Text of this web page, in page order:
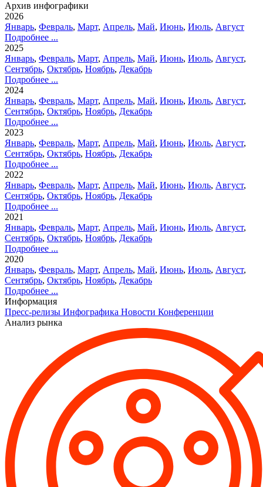
Архив инфографики
2026
Январь, Февраль, Март, Апрель, Май, Июнь, Июль, Август
Подробнее ...
2025
Январь, Февраль, Март, Апрель, Май, Июнь, Июль, Август,
Сентябрь, Октябрь, Ноябрь, Декабрь
Подробнее ...
2024
Январь, Февраль, Март, Апрель, Май, Июнь, Июль, Август,
Сентябрь, Октябрь, Ноябрь, Декабрь
Подробнее ...
2023
Январь, Февраль, Март, Апрель, Май, Июнь, Июль, Август,
Сентябрь, Октябрь, Ноябрь, Декабрь
Подробнее ...
2022
Январь, Февраль, Март, Апрель, Май, Июнь, Июль, Август,
Сентябрь, Октябрь, Ноябрь, Декабрь
Подробнее ...
2021
Январь, Февраль, Март, Апрель, Май, Июнь, Июль, Август,
Сентябрь, Октябрь, Ноябрь, Декабрь
Подробнее ...
2020
Январь, Февраль, Март, Апрель, Май, Июнь, Июль, Август,
Сентябрь, Октябрь, Ноябрь, Декабрь
Подробнее ...
Информация
Пресс-релизы Инфографика Новости Конференции
Анализ рынка